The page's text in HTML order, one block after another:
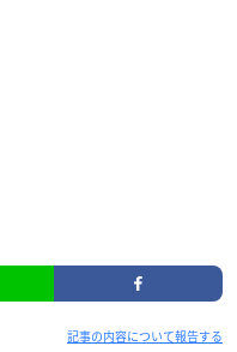
記事の内容について報告する